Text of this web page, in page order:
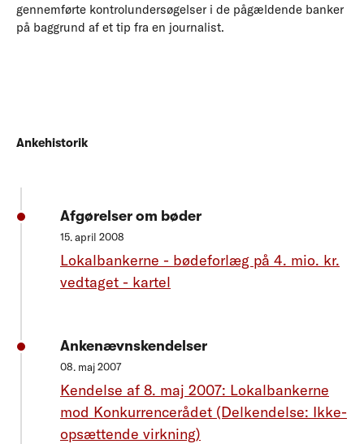
gennemførte kontrolundersøgelser i de pågældende banker
på baggrund af et tip fra en journalist.
Ankehistorik
Afgørelser om bøder
15. april 2008
Lokalbankerne - bødeforlæg på 4. mio. kr.
vedtaget - kartel
Ankenævnskendelser
08. maj 2007
Kendelse af 8. maj 2007: Lokalbankerne
mod Konkurrencerådet (Delkendelse: Ikke-
opsættende virkning)